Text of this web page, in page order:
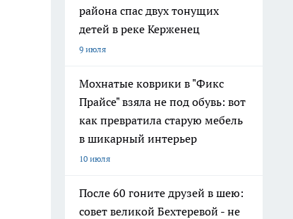
района спас двух тонущих
детей в реке Керженец
9 июля
Мохнатые коврики в "Фикс
Прайсе" взяла не под обувь: вот
как превратила старую мебель
в шикарный интерьер
10 июля
После 60 гоните друзей в шею:
совет великой Бехтеревой - не